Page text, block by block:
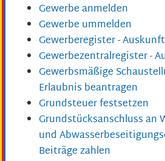
Gewerbe anmelden
Gewerbe ummelden
Gewerberegister -
Gewerbezentralregister -
Gewerbsmäßige
Erlaubnis beantragen
Grundsteuer festsetzen
Grundstücksanschluss an
und
Beiträge zahlen